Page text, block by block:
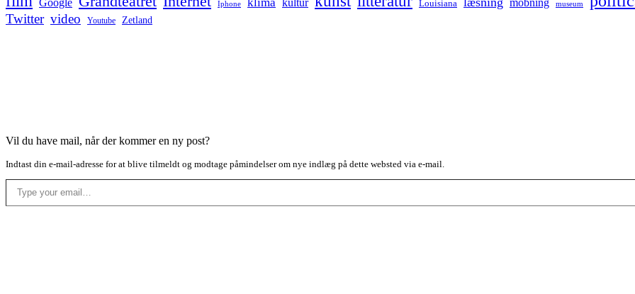
Iphone Louisiana museum
Twitter video Youtube Zetland
Vil du have mail, når der kommer en ny post?
Indtast din e-mail-adresse for at blive tilmeldt og modtage påmindelser om nye indlæg på dette websted via e-mail.
Type your email…